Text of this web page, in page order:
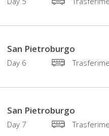
San Pietroburgo
Day 6
San Pietroburgo
Day 7